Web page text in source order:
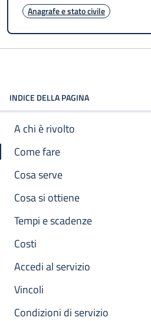
Anagrafe e stato civile
INDICE DELLA PAGINA
A chi è rivolto
Come fare
Cosa serve
Cosa si ottiene
Tempi e scadenze
Costi
Accedi al servizio
Vincoli
Condizioni di servizio